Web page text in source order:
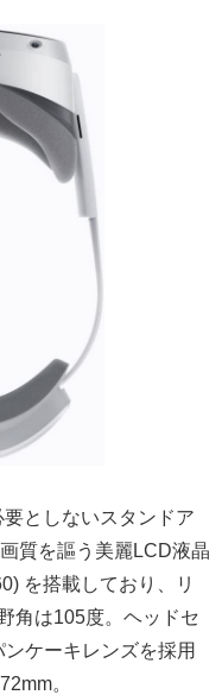
としないスタンドア
質を謳う美麗LCD液晶
を搭載しており、リ
角は105度。ヘッドセ
ケーキレンズを採用
。